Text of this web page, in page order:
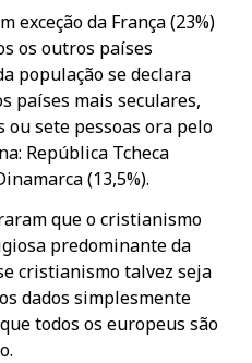
exceção da França (23%)
os outros países
população se declara
países mais seculares,
ou sete pessoas ora pelo
República Tcheca
(13,5%).
que o cristianismo
predominante da
cristianismo talvez seja
dados simplesmente
todos os europeus são